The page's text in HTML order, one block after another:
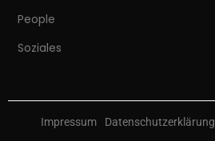
People
Soziales
Impressum Datenschutzerklärung